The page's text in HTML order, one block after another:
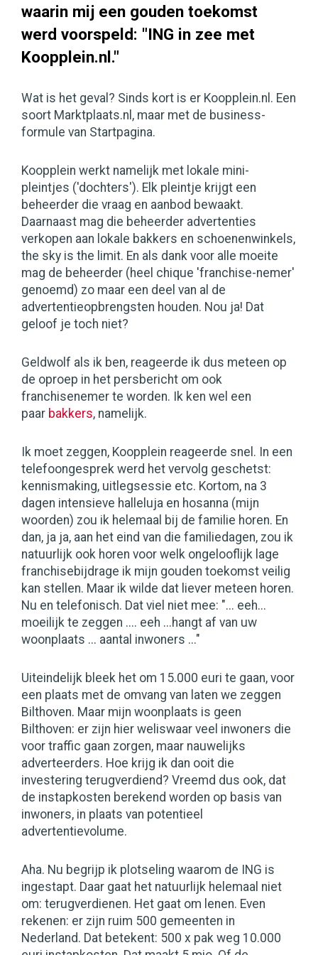
waarin mij een gouden toekomst
werd voorspeld: "ING in zee met
Koopplein.nl."
Wat is het geval? Sinds kort is er Koopplein.nl. Een
soort Marktplaats.nl, maar met de business-
formule van Startpagina.
Koopplein werkt namelijk met lokale mini-
pleintjes ('dochters'). Elk pleintje krijgt een
beheerder die vraag en aanbod bewaakt.
Daarnaast mag die beheerder advertenties
verkopen aan lokale bakkers en schoenenwinkels,
the sky is the limit. En als dank voor alle moeite
mag de beheerder (heel chique 'franchise-nemer'
genoemd) zo maar een deel van al de
advertentieopbrengsten houden. Nou ja! Dat
geloof je toch niet?
Geldwolf als ik ben, reageerde ik dus meteen op
de oproep in het persbericht om ook
franchisenemer te worden. Ik ken wel een
paar bakkers, namelijk.
Ik moet zeggen, Koopplein reageerde snel. In een
telefoongesprek werd het vervolg geschetst:
kennismaking, uitlegsessie etc. Kortom, na 3
dagen intensieve halleluja en hosanna (mijn
woorden) zou ik helemaal bij de familie horen. En
dan, ja ja, aan het eind van die familiedagen, zou ik
natuurlijk ook horen voor welk ongelooflijk lage
franchisebijdrage ik mijn gouden toekomst veilig
kan stellen. Maar ik wilde dat liever meteen horen.
Nu en telefonisch. Dat viel niet mee: "... eeh...
moeilijk te zeggen .... eeh ...hangt af van uw
woonplaats ... aantal inwoners ..."
Uiteindelijk bleek het om 15.000 euri te gaan, voor
een plaats met de omvang van laten we zeggen
Bilthoven. Maar mijn woonplaats is geen
Bilthoven: er zijn hier weliswaar veel inwoners die
voor traffic gaan zorgen, maar nauwelijks
adverteerders. Hoe krijg ik dan ooit die
investering terugverdiend? Vreemd dus ook, dat
de instapkosten berekend worden op basis van
inwoners, in plaats van potentieel
advertentievolume.
Aha. Nu begrijp ik plotseling waarom de ING is
ingestapt. Daar gaat het natuurlijk helemaal niet
om: terugverdienen. Het gaat om lenen. Even
rekenen: er zijn ruim 500 gemeenten in
Nederland. Dat betekent: 500 x pak weg 10.000